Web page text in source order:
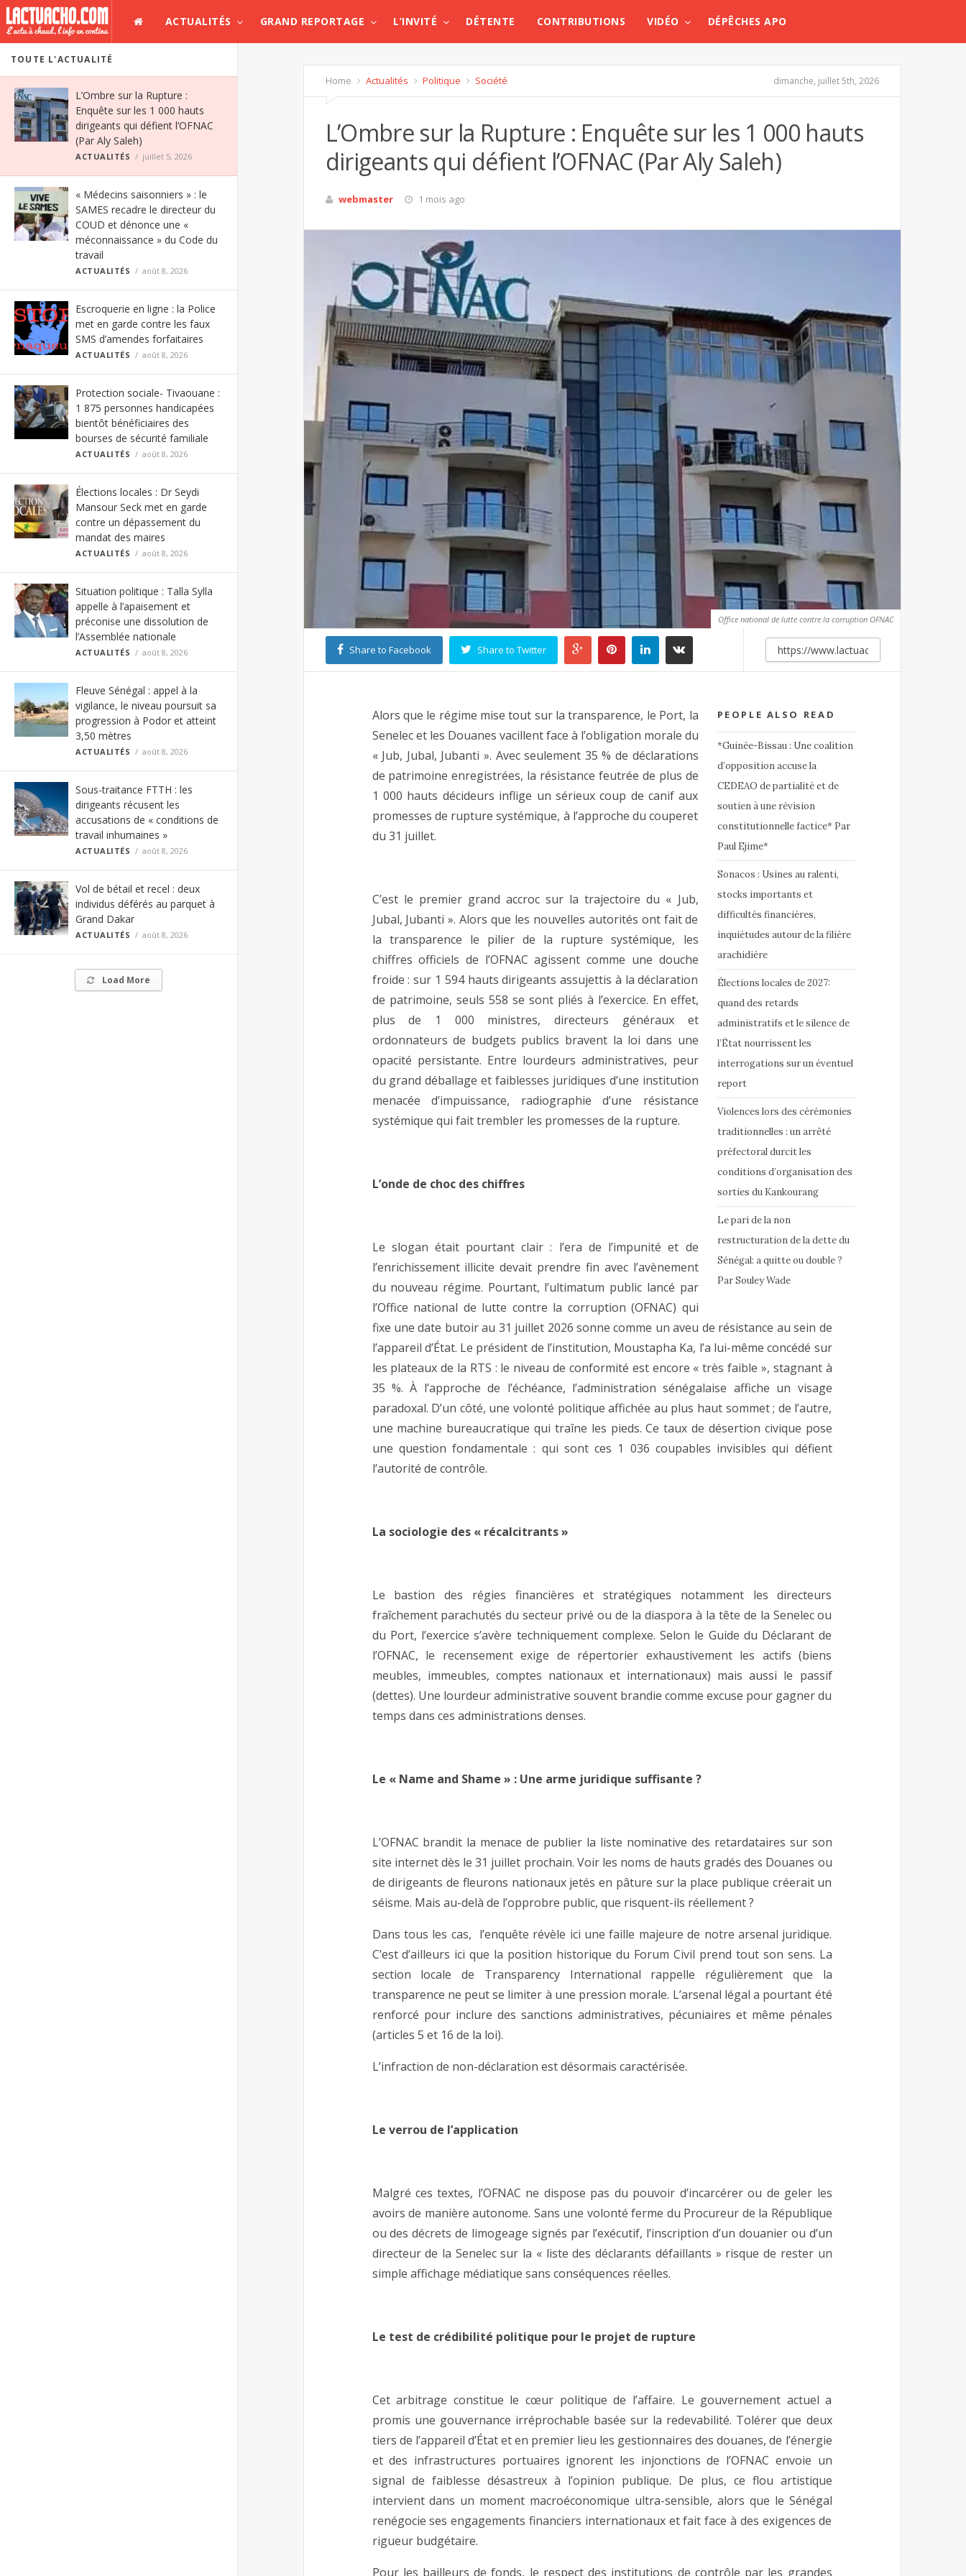
ACTUALITÉS GRAND REPORTAGE L’INVITÉ DÉTENTE CONTRIBUTIONS VIDÉO DÉPÊCHES APO
TOUTE L'ACTUALITÉ
L’Ombre sur la Rupture :
Enquête sur les 1 000 hauts
dirigeants qui défient l’OFNAC
(Par Aly Saleh)
ACTUALITÉS juillet 5, 2026
« Médecins saisonniers » : le
SAMES recadre le directeur du
COUD et dénonce une «
méconnaissance » du Code du
travail
ACTUALITÉS août 8, 2026
Escroquerie en ligne : la Police
met en garde contre les faux
SMS d’amendes forfaitaires
ACTUALITÉS août 8, 2026
Protection sociale- Tivaouane :
1 875 personnes handicapées
bientôt bénéficiaires des
bourses de sécurité familiale
ACTUALITÉS août 8, 2026
Élections locales : Dr Seydi
Mansour Seck met en garde
contre un dépassement du
mandat des maires
ACTUALITÉS août 8, 2026
Situation politique : Talla Sylla
appelle à l’apaisement et
préconise une dissolution de
l’Assemblée nationale
ACTUALITÉS août 8, 2026
Fleuve Sénégal : appel à la
vigilance, le niveau poursuit sa
progression à Podor et atteint
3,50 mètres
ACTUALITÉS août 8, 2026
Sous-traitance FTTH : les
dirigeants récusent les
accusations de « conditions de
travail inhumaines »
ACTUALITÉS août 8, 2026
Vol de bétail et recel : deux
individus déférés au parquet à
Grand Dakar
ACTUALITÉS août 8, 2026
Load More
Home Actualités Politique Société dimanche, juillet 5th, 2026
L’Ombre sur la Rupture : Enquête sur les 1 000 hauts
dirigeants qui défient l’OFNAC (Par Aly Saleh)
webmaster 1 mois ago
Office national de lutte contre la corruption OFNAC
Share to Facebook Share to Twitter
PEOPLE ALSO READ
*Guinée-Bissau : Une coalition
d’opposition accuse la
CEDEAO de partialité et de
soutien à une révision
constitutionnelle factice* Par
Paul Ejime*
Sonacos : Usines au ralenti,
stocks importants et
difficultés financières,
inquiétudes autour de la filière
arachidière
Élections locales de 2027:
quand des retards
administratifs et le silence de
l’État nourrissent les
interrogations sur un éventuel
report
Violences lors des cérémonies
traditionnelles : un arrêté
préfectoral durcit les
conditions d’organisation des
sorties du Kankourang
Le pari de la non
restructuration de la dette du
Sénégal: a quitte ou double ?
Par Souley Wade
Alors que le régime mise tout sur la transparence, le Port, la
Senelec et les Douanes vacillent face à l’obligation morale du
« Jub, Jubal, Jubanti ». Avec seulement 35 % de déclarations
de patrimoine enregistrées, la résistance feutrée de plus de
1 000 hauts décideurs inflige un sérieux coup de canif aux
promesses de rupture systémique, à l’approche du couperet
du 31 juillet.
C’est le premier grand accroc sur la trajectoire du « Jub,
Jubal, Jubanti ». Alors que les nouvelles autorités ont fait de
la transparence le pilier de la rupture systémique, les
chiffres officiels de l’OFNAC agissent comme une douche
froide : sur 1 594 hauts dirigeants assujettis à la déclaration
de patrimoine, seuls 558 se sont pliés à l’exercice. En effet,
plus de 1 000 ministres, directeurs généraux et
ordonnateurs de budgets publics bravent la loi dans une
opacité persistante. Entre lourdeurs administratives, peur
du grand déballage et faiblesses juridiques d’une institution
menacée d’impuissance, radiographie d’une résistance
systémique qui fait trembler les promesses de la rupture.
L’onde de choc des chiffres
Le slogan était pourtant clair : l’era de l’impunité et de
l’enrichissement illicite devait prendre fin avec l’avènement
du nouveau régime. Pourtant, l’ultimatum public lancé par
l’Office national de lutte contre la corruption (OFNAC) qui
fixe une date butoir au 31 juillet 2026 sonne comme un aveu de résistance au sein de
l’appareil d’État. Le président de l’institution, Moustapha Ka, l’a lui-même concédé sur
les plateaux de la RTS : le niveau de conformité est encore « très faible », stagnant à
35 %. À l’approche de l’échéance, l’administration sénégalaise affiche un visage
paradoxal. D’un côté, une volonté politique affichée au plus haut sommet ; de l’autre,
une machine bureaucratique qui traîne les pieds. Ce taux de désertion civique pose
une question fondamentale : qui sont ces 1 036 coupables invisibles qui défient
l’autorité de contrôle.
La sociologie des « récalcitrants »
Le bastion des régies financières et stratégiques notamment les directeurs
fraîchement parachutés du secteur privé ou de la diaspora à la tête de la Senelec ou
du Port, l’exercice s’avère techniquement complexe. Selon le Guide du Déclarant de
l’OFNAC, le recensement exige de répertorier exhaustivement les actifs (biens
meubles, immeubles, comptes nationaux et internationaux) mais aussi le passif
(dettes). Une lourdeur administrative souvent brandie comme excuse pour gagner du
temps dans ces administrations denses.
Le « Name and Shame » : Une arme juridique suffisante ?
L’OFNAC brandit la menace de publier la liste nominative des retardataires sur son
site internet dès le 31 juillet prochain. Voir les noms de hauts gradés des Douanes ou
de dirigeants de fleurons nationaux jetés en pâture sur la place publique créerait un
séisme. Mais au-delà de l’opprobre public, que risquent-ils réellement ?
Dans tous les cas, l’enquête révèle ici une faille majeure de notre arsenal juridique.
C’est d’ailleurs ici que la position historique du Forum Civil prend tout son sens. La
section locale de Transparency International rappelle régulièrement que la
transparence ne peut se limiter à une pression morale. L’arsenal légal a pourtant été
renforcé pour inclure des sanctions administratives, pécuniaires et même pénales
(articles 5 et 16 de la loi).
L’infraction de non-déclaration est désormais caractérisée.
Le verrou de l’application
Malgré ces textes, l’OFNAC ne dispose pas du pouvoir d’incarcérer ou de geler les
avoirs de manière autonome. Sans une volonté ferme du Procureur de la République
ou des décrets de limogeage signés par l’exécutif, l’inscription d’un douanier ou d’un
directeur de la Senelec sur la « liste des déclarants défaillants » risque de rester un
simple affichage médiatique sans conséquences réelles.
Le test de crédibilité politique pour le projet de rupture
Cet arbitrage constitue le cœur politique de l’affaire. Le gouvernement actuel a
promis une gouvernance irréprochable basée sur la redevabilité. Tolérer que deux
tiers de l’appareil d’État et en premier lieu les gestionnaires des douanes, de l’énergie
et des infrastructures portuaires ignorent les injonctions de l’OFNAC envoie un
signal de faiblesse désastreux à l’opinion publique. De plus, ce flou artistique
intervient dans un moment macroéconomique ultra-sensible, alors que le Sénégal
renégocie ses engagements financiers internationaux et fait face à des exigences de
rigueur budgétaire.
Pour les bailleurs de fonds, le respect des institutions de contrôle par les grandes